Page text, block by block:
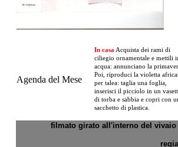
Agenda del Mese
In casa Acquista dei rami di
ciliegio ornamentale e mettili
acqua: annunciano la
Poi, riproduci la violetta
per talea: taglia una foglia,
inserisci il picciolo in un
di torba e sabbia e copri con
sacchetto di plastica.
filmato girato all'interno del